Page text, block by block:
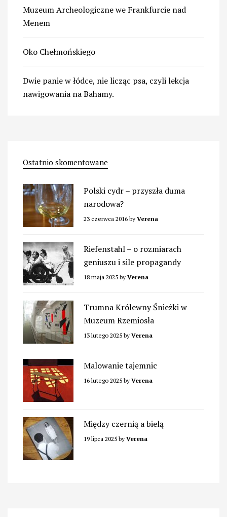
Muzeum Archeologiczne we Frankfurcie nad
Menem
Oko Chełmońskiego
Dwie panie w łódce, nie licząc psa, czyli lekcja
nawigowania na Bahamy.
Ostatnio skomentowane
Polski cydr – przyszła duma
narodowa?
23 czerwca 2016 by Verena
Riefenstahl – o rozmiarach
geniuszu i sile propagandy
18 maja 2025 by Verena
Trumna Królewny Śnieżki w
Muzeum Rzemiosła
13 lutego 2025 by Verena
Malowanie tajemnic
16 lutego 2025 by Verena
Między czernią a bielą
19 lipca 2025 by Verena